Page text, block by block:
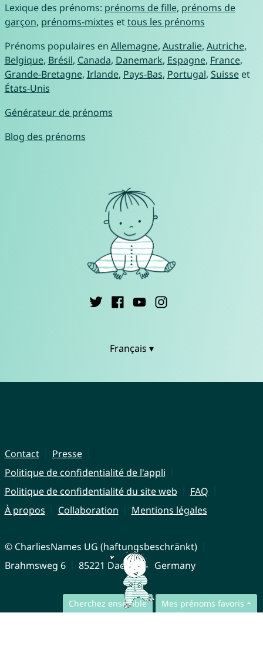
Cherchez ensemble Mes prénoms favoris
Lexique des prénoms: prénoms de fille, prénoms de
garçon, prénoms-mixtes ettous les prénoms
Prénoms populaires en Allemagne, Australie, Autriche,
Belgique, Brésil, Canada, Danemark, Espagne, France,
Grande-Bretagne, Irlande, Pays-Bas, Portugal, Suisseet
États-Unis
Générateur de prénoms
Blog des prénoms
Français ▾
Contact
Presse
Politique de confidentialité de l'appli
Politique de confidentialité du site web
FAQ
À propos
Collaboration Mentions légales
© CharliesNames UG (haftungsbeschränkt)
Brahmsweg 6
85221 Dachau Germany